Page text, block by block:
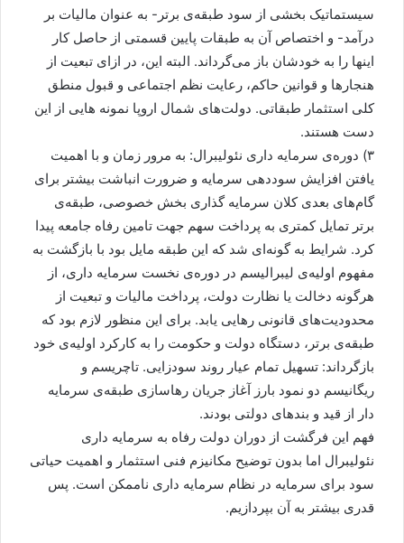
سیستماتیک بخشی از سود طبقه‌ی برتر- به عنوان مالیات بر
درآمد- و اختصاص آن به طبقات پایین قسمتی از حاصل کار
اینها را به خودشان باز می‌گرداند. البته این، در ازای تبعیت از
هنجارها و قوانین حاکم، رعایت نظم اجتماعی و قبول منطق
کلی استثمار طبقاتی. دولت‌های شمال اروپا نمونه هایی از این
دست هستند.
۳) دوره‌ی سرمایه داری نئولیبرال: به مرور زمان و با اهمیت
یافتن افزایش سوددهی سرمایه و ضرورت انباشت بیشتر برای
گام‌های بعدی کلان سرمایه گذاری بخش خصوصی، طبقه‌ی
برتر تمایل کمتری به پرداخت سهم جهت تامین رفاه جامعه پیدا
کرد. شرایط به گونه‌ای شد که این طبقه مایل بود با بازگشت به
مفهوم اولیه‌ی لیبرالیسم در دوره‌ی نخست سرمایه داری، از
هرگونه دخالت یا نظارت دولت، پرداخت مالیات و تبعیت از
محدودیت‌های قانونی رهایی یابد. برای این منظور لازم بود که
طبقه‌ی برتر، دستگاه دولت و حکومت را به کارکرد اولیه‌ی خود
بازگرداند: تسهیل تمام عیار روند سودزایی. تاچریسم و
ریگانیسم دو نمود بارز آغاز جریان رهاسازی طبقه‌ی سرمایه
دار از قید و بندهای دولتی بودند.
فهم این فرگشت از دوران دولت رفاه به سرمایه داری
نئولیبرال اما بدون توضیح مکانیزم فنی استثمار و اهمیت حیاتی
سود برای سرمایه در نظام سرمایه داری ناممکن است. پس
قدری بیشتر به آن بپردازیم.